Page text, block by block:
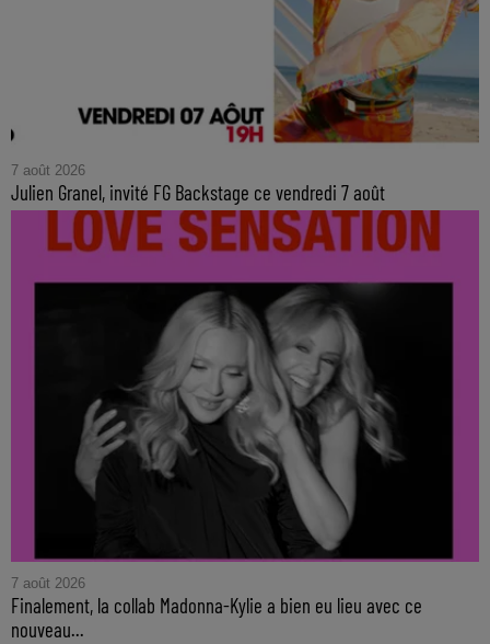
7 août 2026
Julien Granel, invité FG Backstage ce vendredi 7 août
7 août 2026
Finalement, la collab Madonna-Kylie a bien eu lieu avec ce
nouveau...